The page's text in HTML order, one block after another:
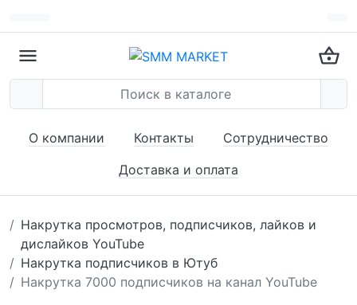
О компании Контакты
Сотрудничество
Доставка и оплата
Накрутка просмотров, подписчиков, лайков и
дислайков YouTube
Накрутка подписчиков в Ютуб
Накрутка 7000 подписчиков на канал YouTube